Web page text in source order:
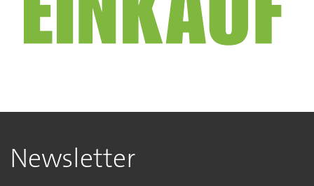
Newsletter